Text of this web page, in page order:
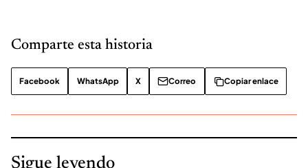
Comparte esta historia
Facebook WhatsApp X Correo Copiar enlace
Sigue leyendo